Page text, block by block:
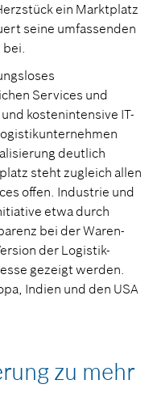
ein Marktplatz
seine umfassenden
bei.
Services und
kostenintensive IT-
deutlich
steht zugleich allen
offen. Industrie und
etwa durch
bei der Waren-
der Logistik-
gezeigt werden.
Indien und den USA
zu mehr